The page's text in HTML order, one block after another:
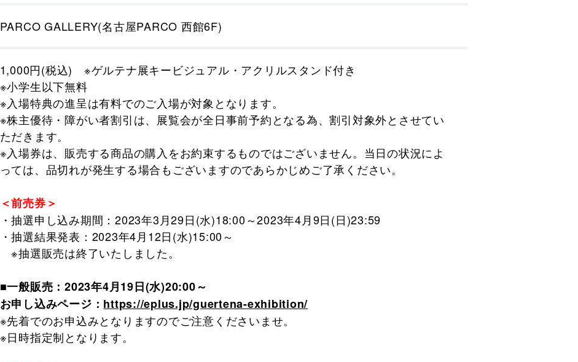
PARCO GALLERY(名古屋PARCO 西館6F)
1,000円(税込) ※ゲルテナ展キービジュアル・アクリルスタンド付き
※小学生以下無料
※入場特典の進呈は有料でのご入場が対象となります。
※株主優待・障がい者割引は、展覧会が全日事前予約となる為、割引対象外とさせてい
ただきます。
※入場券は、販売する商品の購入をお約束するものではございません。当日の状況によ
っては、品切れが発生する場合もございますのであらかじめご了承ください。
＜前売券＞
・抽選申し込み期間：2023年3月29日(水)18:00～2023年4月9日(日)23:59
・抽選結果発表：2023年4月12日(水)15:00～
※抽選販売は終了いたしました。
■一般販売：2023年4月19日(水)20:00～
お申し込みページ： https://eplus.jp/guertena-exhibition/
※先着でのお申込みとなりますのでご注意くださいませ。
※日時指定制となります。